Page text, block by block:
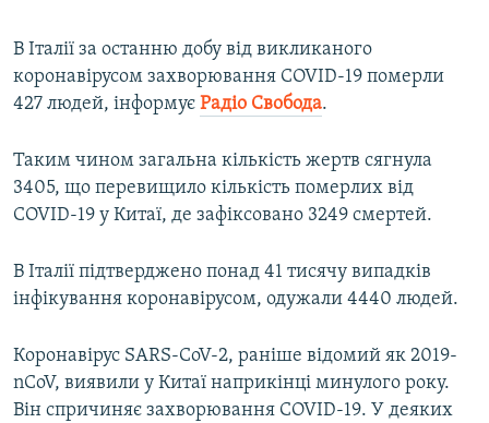
В Італії за останню добу від викликаного
коронавірусом захворювання COVID-19 померли
427 людей, інформує Радіо Свобода.
Таким чином загальна кількість жертв сягнула
3405, що перевищило кількість померлих від
COVID-19 у Китаї, де зафіксовано 3249 смертей.
В Італії підтверджено понад 41 тисячу випадків
інфікування коронавірусом, одужали 4440 людей.
Коронавірус SARS-CoV-2, раніше відомий як 2019-
nCoV, виявили у Китаї наприкінці минулого року.
Він спричиняє захворювання COVID-19. У деяких